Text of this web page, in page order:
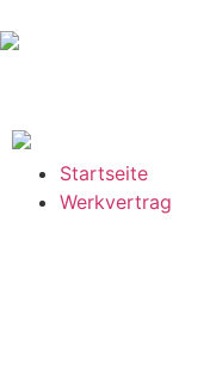
Startseite
Werkvertrag